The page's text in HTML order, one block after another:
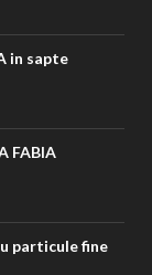
in sapte
FABIA
particule fine